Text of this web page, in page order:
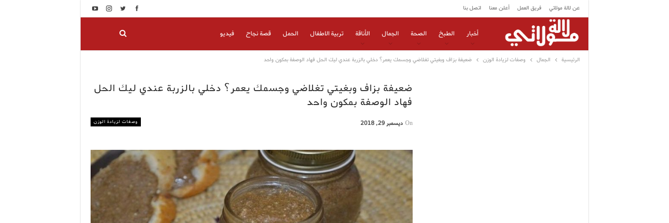
عن لالة مولاتي فريق العمل أعلن معنا اتصل بنا
أخبار الطبخ الصحة الجمال الأناقة تربية الاطفال الحمل قصة نجاح فيديو
الرئيسية الجمال وصفات لزيادة الوزن ضعيفة بزاف وبغيتي تغلاضي وجسمك يعمر؟ دخلي بالزربة عندي ليك الحل فهاد الوصفة بمكون واحد
ضعيفة بزاف وبغيتي تغلاضي وجسمك يعمر؟ دخلي بالزربة عندي ليك الحل
فهاد الوصفة بمكون واحد
وصفات لزيادة الوزن On ديسمبر 29, 2018